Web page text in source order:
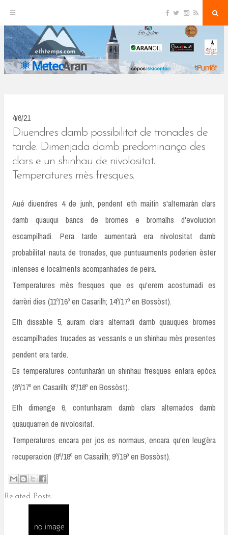
k
i
p
c
o
o
i
e
r
s
t
a
g
r
m
R
S
a
4/6/21
Diuendres damb possibilitat de tronades de
tarde. Dimenjada damb predominança des
clars e un shinhau de nivolositat.
Temperatures mès fresques.
Aué diuendres 4 de junh, pendent eth maitin s'alternaràn clars
damb quauqui bancs de bromes e bromalhs d'evolucion
escampilhadi. Pera tarde aumentarà era nivolositat damb
probabilitat nauta de tronades, que puntuauments poderien èster
intenses e localments acompanhades de peira.
Temperatures mès fresques que es qu'erem acostumadi es
darrèri dies (11º/16º en Casarilh; 14º/17º en Bossòst).
Eth dissabte 5, auram clars alternadi damb quauques bromes
escampilhades trucades as vessants e un shinhau mès presentes
pendent era tarde.
Es temperatures contunharàn un shinhau fresques entara epòca
(8º/17º en Casarilh; 9º/18º en Bossòst).
Eth dimenge 6, contunharam damb clars alternados damb
quauquarren de nivolositat.
Temperatures encara per jos es normaus, encara qu'en leugèra
recuperacion (8º/18º en Casarilh; 9º/19º en Bossòst).
Related Posts: